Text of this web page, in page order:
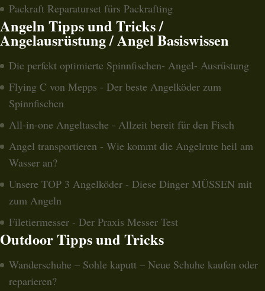
Packraft Reparaturset fürs Packrafting
Angeln Tipps und Tricks /
Angelausrüstung / Angel Basiswissen
Die perfekt optimierte Spinnfischen- Angel- Ausrüstung
Flying C von Mepps - Der beste Angelköder zum
Spinnfischen
All-in-one Angeltasche - Allzeit bereit für den Fisch
Angel transportieren - Wie kommt die Angelrute heil am
Wasser an?
Unsere TOP 3 Angelköder - Diese Dinger MÜSSEN mit
zum Angeln
Filetiermesser - Der Praxis Messer Test
Outdoor Tipps und Tricks
Wanderschuhe – Sohle kaputt – Neue Schuhe kaufen oder
reparieren?